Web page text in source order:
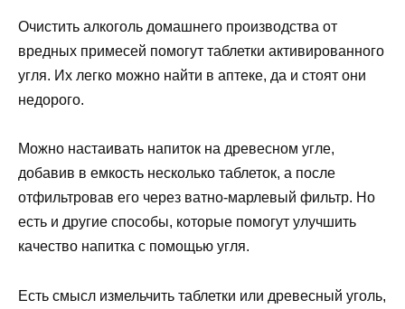
Очистить алкоголь домашнего производства от
вредных примесей помогут таблетки активированного
угля. Их легко можно найти в аптеке, да и стоят они
недорого.
Можно настаивать напиток на древесном угле,
добавив в емкость несколько таблеток, а после
отфильтровав его через ватно-марлевый фильтр. Но
есть и другие способы, которые помогут улучшить
качество напитка с помощью угля.
Есть смысл измельчить таблетки или древесный уголь,